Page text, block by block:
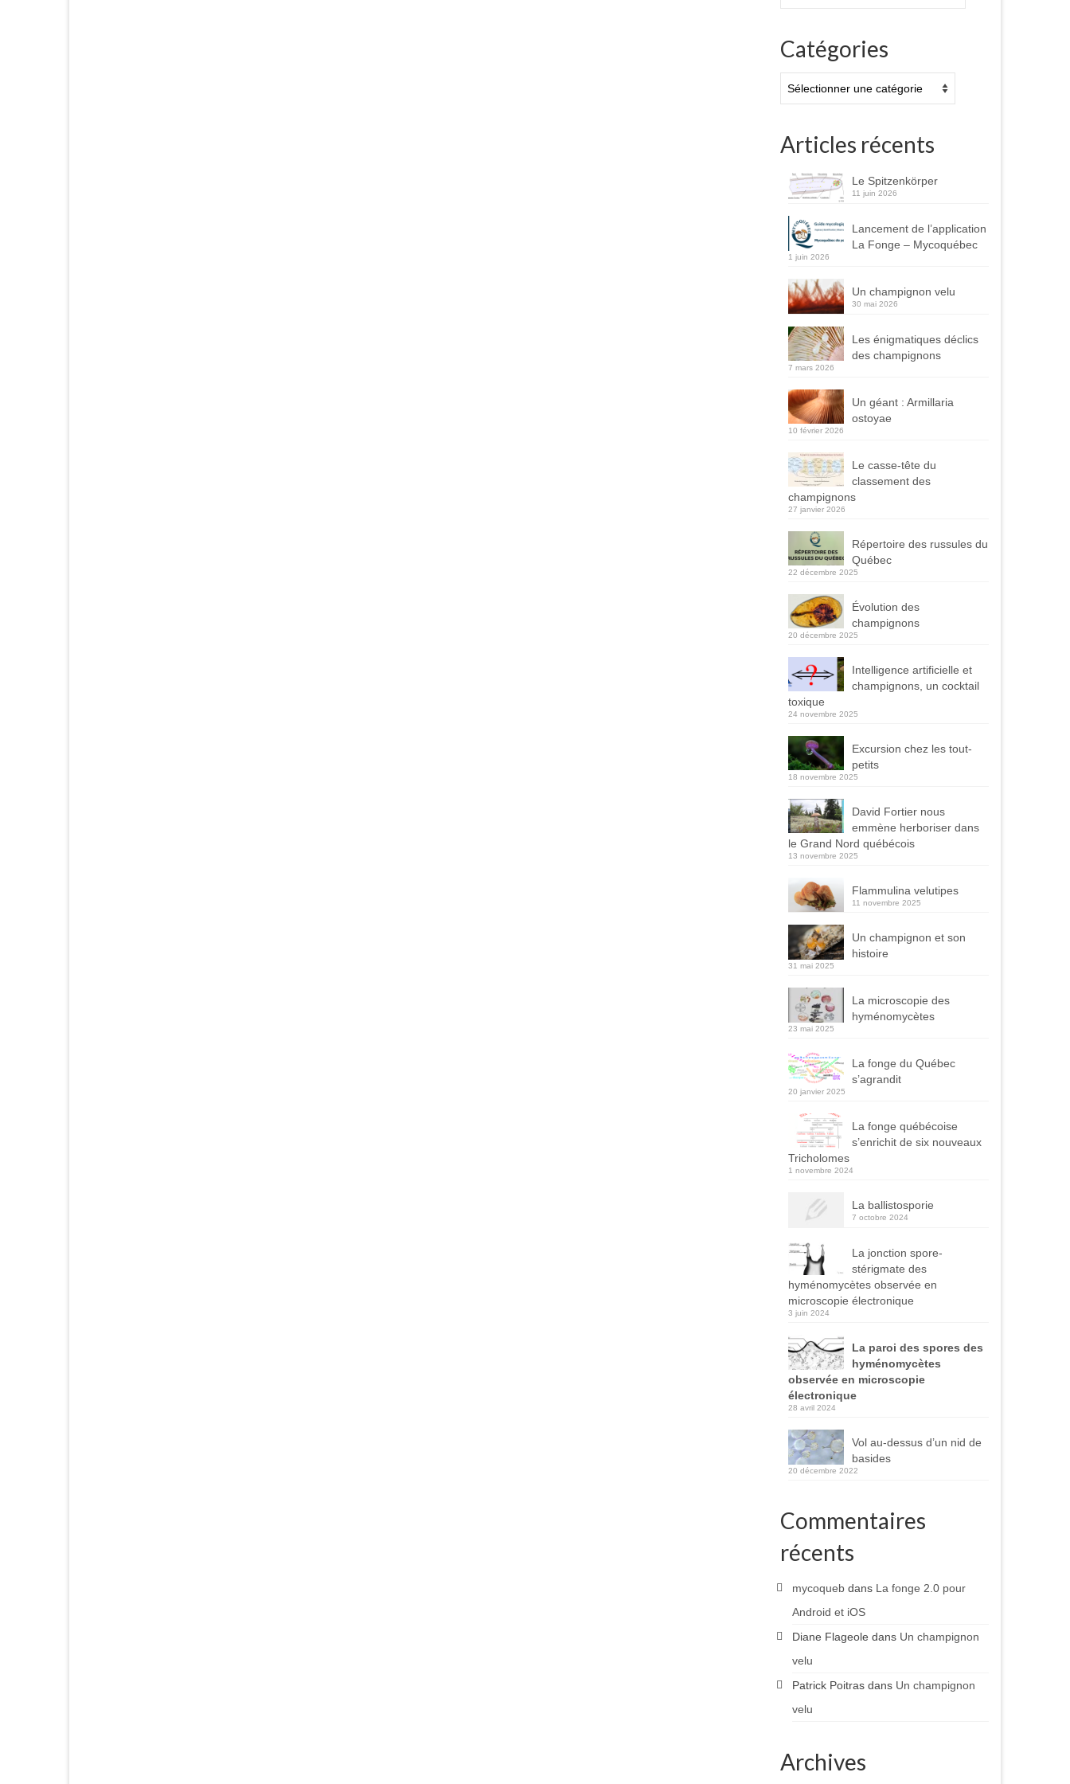
Catégories
Articles récents
Le Spitzenkörper
11 juin 2026
Lancement de l’application
La Fonge – Mycoquébec
1 juin 2026
Un champignon velu
30 mai 2026
Les énigmatiques déclics
des champignons
7 mars 2026
Un géant : Armillaria
ostoyae
10 février 2026
Le casse-tête du
classement des
champignons
27 janvier 2026
Répertoire des russules du
Québec
22 décembre 2025
Évolution des
champignons
20 décembre 2025
Intelligence artificielle et
champignons, un cocktail
toxique
24 novembre 2025
Excursion chez les tout-
petits
18 novembre 2025
David Fortier nous
emmène herboriser dans
le Grand Nord québécois
13 novembre 2025
Flammulina velutipes
11 novembre 2025
Un champignon et son
histoire
31 mai 2025
La microscopie des
hyménomycètes
23 mai 2025
La fonge du Québec
s’agrandit
20 janvier 2025
La fonge québécoise
s’enrichit de six nouveaux
Tricholomes
1 novembre 2024
La ballistosporie
7 octobre 2024
La jonction spore-
stérigmate des
hyménomycètes observée en
microscopie électronique
3 juin 2024
La paroi des spores des
hyménomycètes
observée en microscopie
électronique
28 avril 2024
Vol au-dessus d’un nid de
basides
20 décembre 2022
Commentaires
récents
mycoquebdans La fonge 2.0 pour
Android et iOS
Diane Flageole dans Un champignon
velu
Patrick Poitrasdans Un champignon
velu
Archives